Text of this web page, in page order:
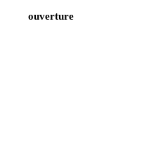
ouverture